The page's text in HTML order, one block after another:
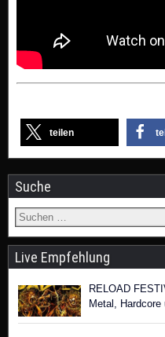
teilen
Suche
Live Empfehlung
RELOAD
Metal, Hardcore